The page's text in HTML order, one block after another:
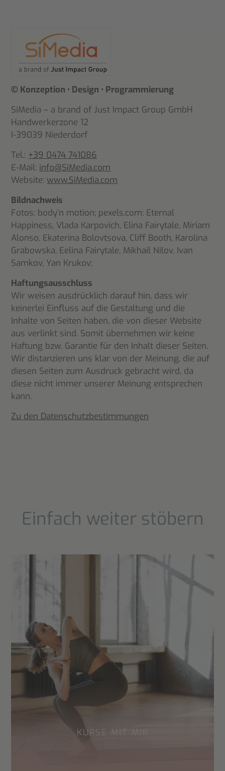
© Konzeption • Design • Programmierung
SiMedia – a brand of Just Impact Group GmbH
Handwerkerzone 12
I-39039 Niederdorf
Tel.: +39 0474 741086
E-Mail: info@SiMedia.com
Website:www.SiMedia.com
Bildnachweis
Fotos: body’n motion; pexels.com: Eternal
Happiness, Vlada Karpovich, Elina Fairytale, Miriam
Alonso, Ekaterina Bolovtsova, Cliff Booth, Karolina
Grabowska, Eelina Fairytale, Mikhail Nilov, Ivan
Samkov, Yan Krukov;
Haftungsausschluss
Wir weisen ausdrücklich darauf hin, dass wir
keinerlei Einfluss auf die Gestaltung und die
Inhalte von Seiten haben, die von dieser Website
aus verlinkt sind. Somit übernehmen wir keine
Haftung bzw. Garantie für den Inhalt dieser Seiten.
Wir distanzieren uns klar von der Meinung, die auf
diesen Seiten zum Ausdruck gebracht wird, da
diese nicht immer unserer Meinung entsprechen
kann.
Zu den Datenschutzbestimmungen
Einfach weiter stöbern
KURSE MIT MIR